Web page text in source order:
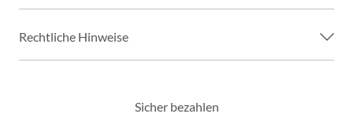
Rechtliche Hinweise
Sicher bezahlen